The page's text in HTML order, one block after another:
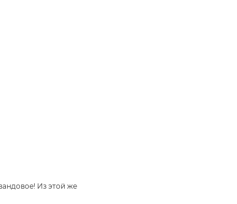
Из этой же